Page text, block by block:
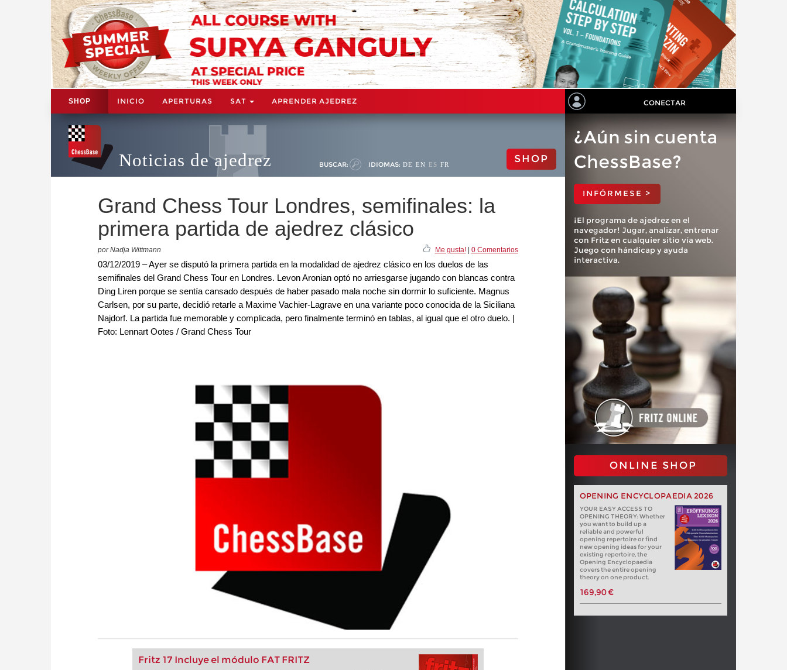
SHOP INICIO APERTURAS SAT APRENDER AJEDREZ CONECTAR
Noticias de ajedrez BUSCAR: IDIOMAS: DE EN ES FR SHOP
Grand Chess Tour Londres, semifinales: la
primera partida de ajedrez clásico
por Nadja Wittmann Me gusta!| 0 Comentarios
03/12/2019 – Ayer se disputó la primera partida en la modalidad de ajedrez clásico en los duelos de las
semifinales del Grand Chess Tour en Londres. Levon Aronian optó no arriesgarse jugando con blancas contra
Ding Liren porque se sentía cansado después de haber pasado mala noche sin dormir lo suficiente. Magnus
Carlsen, por su parte, decidió retarle a Maxime Vachier-Lagrave en una variante poco conocida de la Siciliana
Najdorf. La partida fue memorable y complicada, pero finalmente terminó en tablas, al igual que el otro duelo. |
Foto: Lennart Ootes / Grand Chess Tour
Fritz 17 Incluye el módulo FAT FRITZ
¿Aún sin cuenta
ChessBase?
INFÓRMESE >
¡El programa de ajedrez en el
navegador! Jugar, analizar, entrenar
con Fritz en cualquier sitio vía web.
Juego con hándicap y ayuda
interactiva.
ONLINE SHOP
OPENING ENCYCLOPAEDIA 2026
YOUR EASY ACCESS TO
OPENING THEORY: Whether
you want to build up a
reliable and powerful
opening repertoire or find
new opening ideas for your
existing repertoire, the
Opening Encyclopaedia
covers the entire opening
theory on one product.
169,90 €